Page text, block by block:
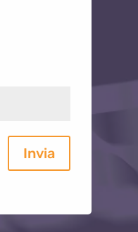
Invia